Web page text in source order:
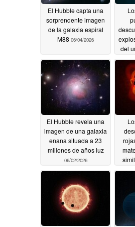
El Hubble capta una
sorprendente imagen
de la galaxia espiral
M88 06/04/2026
del
El Hubble revela una
imagen de una galaxia
enana situada a 23
millones de años luz
06/02/2026